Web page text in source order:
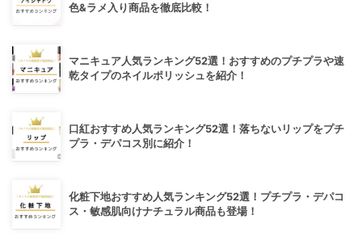
色&ラメ入り商品を徹底比較！
マニキュア人気ランキング52選！おすすめのプチプラや速
乾タイプのネイルポリッシュを紹介！
口紅おすすめ人気ランキング52選！落ちないリップをプチ
プラ・デパコス別に紹介！
化粧下地おすすめ人気ランキング52選！プチプラ・デパコ
ス・敏感肌向けナチュラル商品も登場！